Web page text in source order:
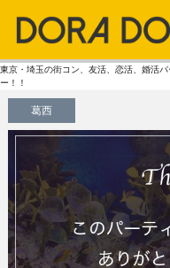
東京・埼玉の街コン、友活、恋活、婚活
ー！！
葛西